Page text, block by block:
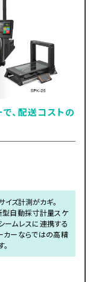
、配送コストの
ズ計測がカギ。
型自動採寸計量スケ
ームレスに連携する
カーならではの高精